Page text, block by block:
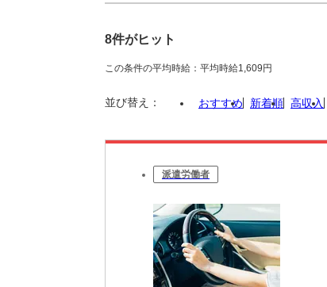
8件がヒット
この条件の平均時給：平均時給1,609円
並び替え： おすすめ 新着順 高収入
派遣労働者